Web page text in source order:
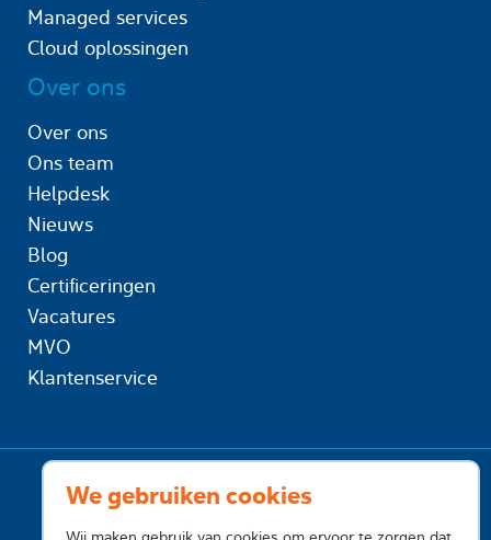
We gebruiken cookies
Managed services
Cloud oplossingen
Over ons
Over ons
Ons team
Helpdesk
Nieuws
Blog
Certificeringen
Vacatures
MVO
Klantenservice